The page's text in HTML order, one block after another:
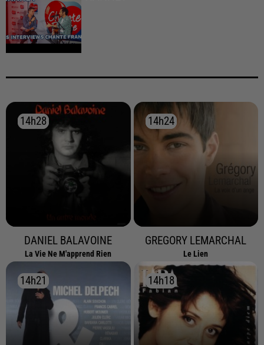
14h28
14h28
DANIEL BALAVOINE
La Vie Ne M'apprend Rien
14h24
14h24
GREGORY LEMARCHAL
Le Lien
14h21
14h21 14h18
14h18